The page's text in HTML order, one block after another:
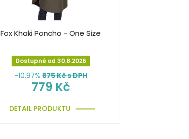
Fox Khaki Poncho - One Size
Dostupné od 30.8.2026
-10.97% 875Kč s DPH
779 Kč
DETAIL PRODUKTU